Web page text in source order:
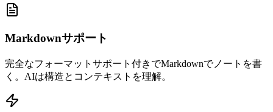
Markdownサポート
完全なフォーマットサポート付きでMarkdownでノートを書
く。AIは構造とコンテキストを理解。